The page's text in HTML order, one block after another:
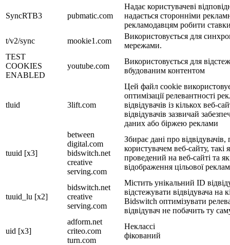
SyncRTB3 pubmatic.com
Надає користувачеві
надається сторонніми
рекламодавцям робити
t/v2/sync
mookie1.com
Використовується для
мережами.
TEST
COOKIES
ENABLED
youtube.com
Використовується для
вбудованим контентом
tluid 3lift.com
Цей файл cookie
оптимізації релевантності
відвідувачів із кількох веб-
відвідувачів зазвичай
даних або біржею реклами
tuuid [x3]
between
digital.com
bidswitch.net
creative
serving.com
Збирає дані про
користувачем веб-сайту, такі
проведений на веб-сайті та
відображення цільової
tuuid_lu [x2]
bidswitch.net
creative
serving.com
Містить унікальний ID
відстежувати відвідувача на
Bidswitch оптимізувати
відвідувач не побачить ту
uid [x3]
adform.net
criteo.com
turn.com
Неклассі
фікований